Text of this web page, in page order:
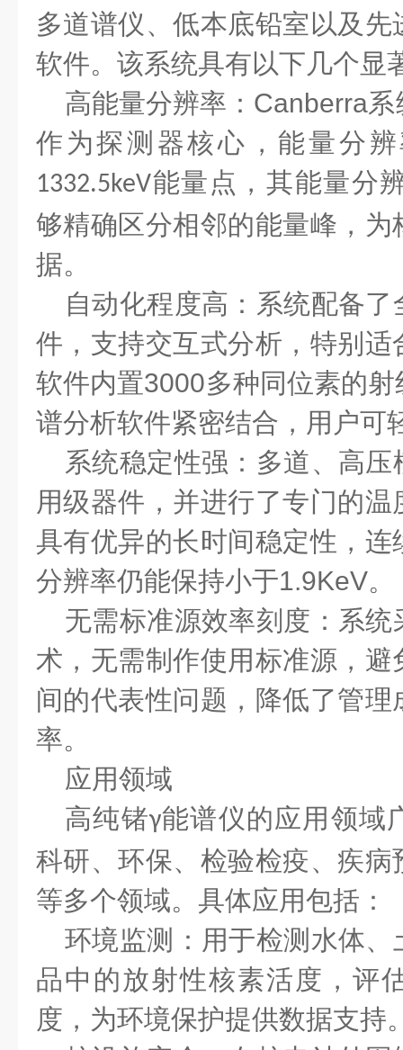
多道谱仪、低本底铅室以及
软件。该系统具有以下几个显
高能量分辨率 ： Canberra系
作为探测器核心，能量分
1332.5keV能量点，其能量分
够精确区分相邻的能量峰，
据。
自动化程度高：系统配备
件，支持交互式分析，特别
软件内置3000多种同位素的
谱分析软件紧密结合，用户可
系统稳定性强：多道、高
用级器件，并进行了专门的
具有优异的长时间稳定性，
分辨率仍能保持小于1.9KeV。
无需标准源效率刻度：系
术，无需制作使用标准源，
间的代表性问题，降低了管
率。
应用领域
高纯锗γ能谱仪的应用领域
科研、环保、检验检疫、疾
等多个领域。具体应用包括：
环境监测：用于检测水体
品中的放射性核素活度，评
度，为环境保护提供数据支持